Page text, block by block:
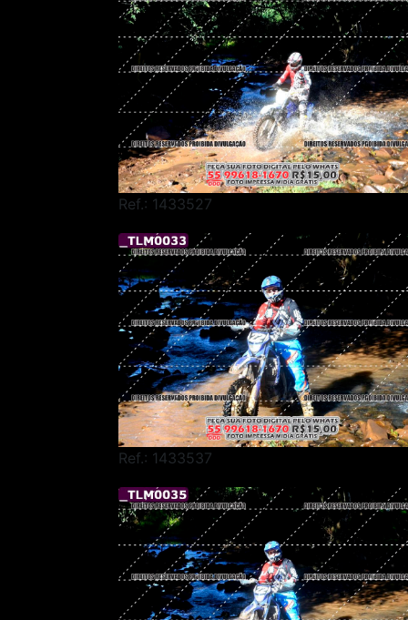
Ref.: 1433527
Ref.: 1433537